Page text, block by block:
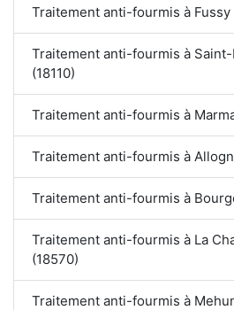
Traitement anti-fourmis à Fussy
Traitement anti-fourmis à
(18110)
Traitement anti-fourmis à
Traitement anti-fourmis à
Traitement anti-fourmis à
Traitement anti-fourmis à La
(18570)
Traitement anti-fourmis à